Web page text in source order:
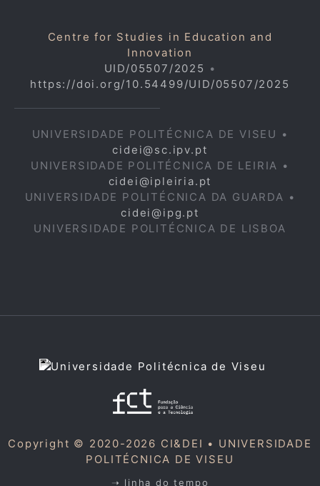
Centre for Studies in Education and
Innovation
UID/05507/2025 •
https://doi.org/10.54499/UID/05507/2025
UNIVERSIDADE POLITÉCNICA DE VISEU •
cidei@sc.ipv.pt
UNIVERSIDADE POLITÉCNICA DE LEIRIA •
cidei@ipleiria.pt
UNIVERSIDADE POLITÉCNICA DA GUARDA •
cidei@ipg.pt
UNIVERSIDADE POLITÉCNICA DE LISBOA
Copyright © 2020-2026 CI&DEI • UNIVERSIDADE
POLITÉCNICA DE VISEU
➝ linha do tempo